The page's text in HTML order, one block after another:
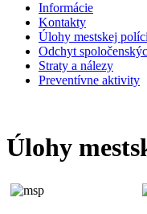
Informácie
Kontakty
Úlohy mestskej
Odchyt
Straty a nálezy
Preventívne aktivity
Úlohy